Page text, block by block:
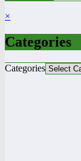
×
Categories
Categories